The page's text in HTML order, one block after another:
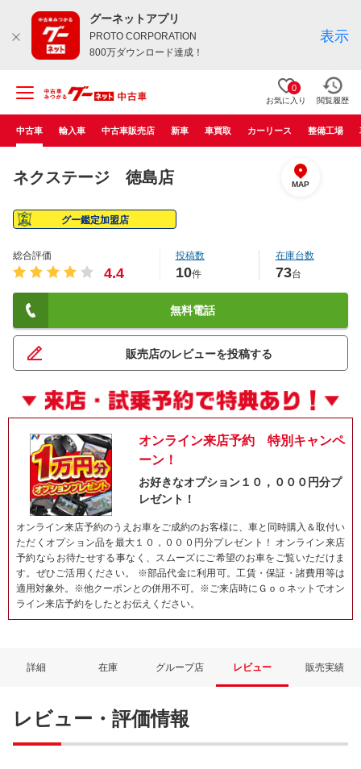
グーネットアプリ
PROTO CORPORATION
800万ダウンロード達成！
表示
0
お気に入り 閲覧履歴
中古車 輸入車 中古車販売店 新車 車買取 カーリース 整備工場
ネクステージ 徳島店 MAP
グー鑑定加盟店
総合評価
4.4
投稿数
10件
在庫台数
73台
無料電話
ネット予約でキャンペーンに応募しよ
販売店のレビューを投稿する
オンライン来店予約 特別キャンペ
ーン！
お好きなオプション１０，０００円分プ
レゼント！
オンライン来店予約のうえお車をご成約のお客様に、車と同時購入＆取付い
ただくオプション品を最大１０，０００円分プレゼント！ オンライン来店
予約ならお待たせする事なく、スムーズにご希望のお車をご覧いただけま
す。ぜひご活用ください。 ※部品代金に利用可。工賃・保証・諸費用等は
適用対象外。※他クーポンとの併用不可。※ご来店時にＧｏｏネットでオン
ライン来店予約をしたとお伝えください。
詳細 在庫 グループ店 レビュー 販売実績
レビュー・評価情報